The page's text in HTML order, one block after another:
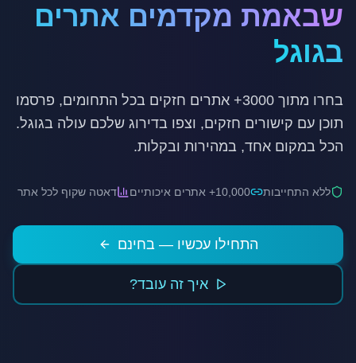
שבאמת מקדמים אתרים
בגוגל
בחרו מתוך 3000+ אתרים חזקים בכל התחומים, פרסמו
תוכן עם קישורים חזקים, וצפו בדירוג שלכם עולה בגוגל.
הכל במקום אחד, במהירות ובקלות.
ללא התחייבות 10,000+ אתרים איכותיים דאטה שקוף לכל אתר
התחילו עכשיו — בחינם
איך זה עובד?